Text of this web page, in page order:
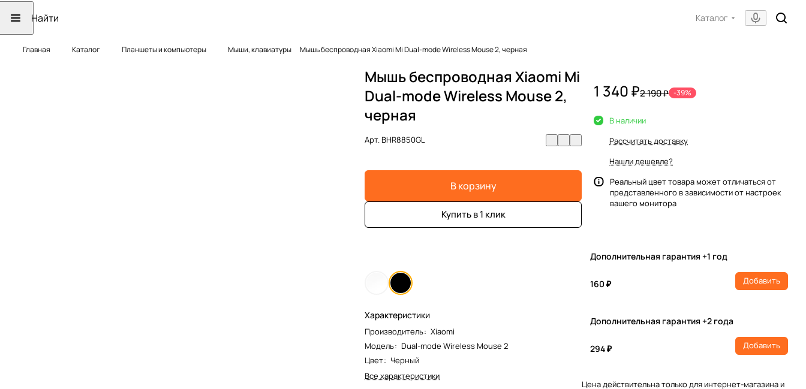
Каталог
Главная Каталог Планшеты и компьютеры Мыши, клавиатуры Мышь беспроводная Xiaomi Mi Dual-mode Wireless Mouse 2, черная
Мышь беспроводная Xiaomi Mi
Dual-mode Wireless Mouse 2,
черная
Арт.BHR8850GL
В корзину
Купить в 1 клик
Характеристики
Производитель: Xiaomi
Модель: Dual-mode Wireless Mouse 2
Цвет: Черный
Все характеристики
1 340 ₽2 190 ₽ -39%
В наличии
Рассчитать доставку
Нашли дешевле?
Реальный цвет товара может отличаться от
представленного в зависимости от настроек
вашего монитора
Дополнительная гарантия +1 год
160 ₽ Добавить
Дополнительная гарантия +2 года
294 ₽ Добавить
Цена действительна только для интернет-магазина и